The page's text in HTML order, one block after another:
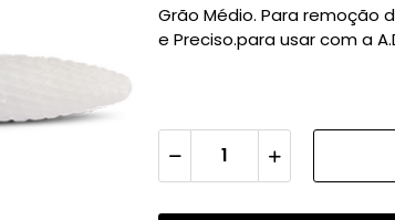
Grão Médio. Para remoção
e Preciso.para usar com a